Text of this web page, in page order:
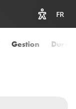
Afficher
FR
Gestion